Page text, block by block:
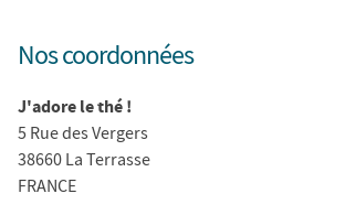
Nos coordonnées
J'adore le thé !
5 Rue des Vergers
38660 La Terrasse
FRANCE